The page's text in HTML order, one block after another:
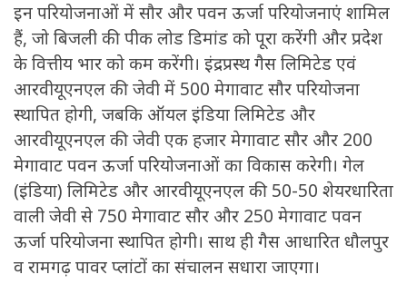
इन परियोजनाओं में सौर और पवन ऊर्जा परियोजनाएं शामिल
हैं, जो बिजली की पीक लोड डिमांड को पूरा करेंगी और प्रदेश
के वित्तीय भार को कम करेंगी। इंद्रप्रस्थ गैस लिमिटेड एवं
आरवीयूएनएल की जेवी में 500 मेगावाट सौर परियोजना
स्थापित होगी, जबकि ऑयल इंडिया लिमिटेड और
आरवीयूएनएल की जेवी एक हजार मेगावाट सौर और 200
मेगावाट पवन ऊर्जा परियोजनाओं का विकास करेगी। गेल
(इंडिया) लिमिटेड और आरवीयूएनएल की 50-50 शेयरधारिता
वाली जेवी से 750 मेगावाट सौर और 250 मेगावाट पवन
ऊर्जा परियोजना स्थापित होगी। साथ ही गैस आधारित धौलपुर
व रामगढ़ पावर प्लांटों का संचालन सधारा जाएगा।